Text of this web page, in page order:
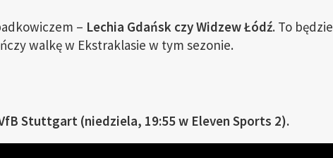
– Lechia Gdańsk czy Widzew Łódź. To będzie
walkę w Ekstraklasie w tym sezonie.
Stuttgart (niedziela, 19:55 w Eleven Sports 2).